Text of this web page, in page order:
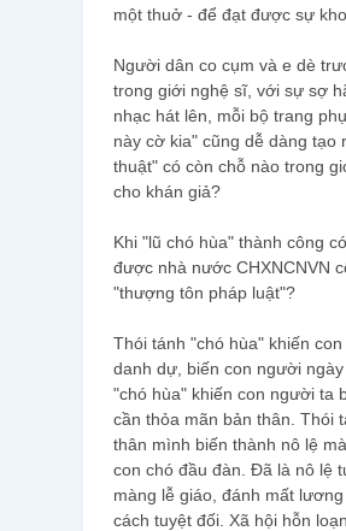
một thuở - để đạt được sự
Người dân co cụm và e dè
trong giới nghệ sĩ, với sự sợ
nhạc hát lên, mỗi bộ trang
này cờ kia" cũng dễ dàng tạo
thuật" có còn chỗ nào trong
cho khán giả?
Khi "lũ chó hùa" thành công
được nhà nước CHXNCNVN
"thượng tôn pháp luật"?
Thói tánh "chó hùa" khiến
danh dự, biến con người
"chó hùa" khiến con người ta
cần thỏa mãn bản thân. Thói
thân mình biến thành nô lệ
con chó đầu đàn. Đã là nô lệ
màng lễ giáo, đánh mất
cách tuyệt đối. Xã hội hỗn